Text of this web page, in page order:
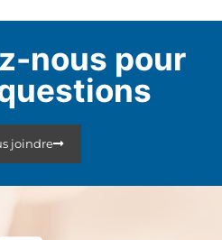
nous pour
joindre